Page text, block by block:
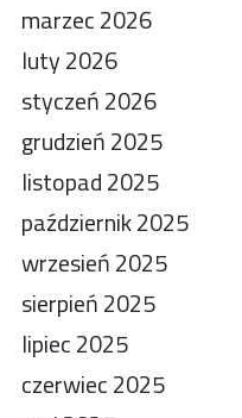
marzec 2026
luty 2026
styczeń 2026
grudzień 2025
listopad 2025
październik 2025
wrzesień 2025
sierpień 2025
lipiec 2025
czerwiec 2025